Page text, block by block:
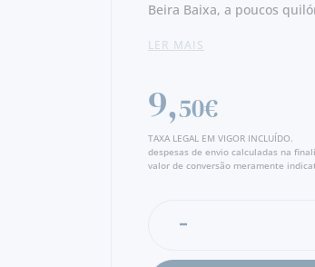
Beira Baixa, a poucos
Sabor distinto, com um
sabor genuíno provando-
LER MAIS
9,50€
TAXA LEGAL EM VIGOR INCLUÍDO.
despesas de envio calculadas na
valor de conversão meramente